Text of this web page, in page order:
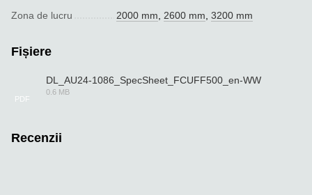
Zona de lucru 2000 mm 2600 mm 3200 mm
Fișiere
PDF
DL_AU24-1086_SpecSheet_FCUFF500_en-WW
0.6 MB
Recenzii